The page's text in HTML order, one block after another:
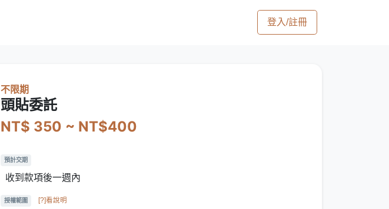
登入/註冊
不限期
頭貼委託
NT$ 350 ~ NT$400
預計交期
收到款項後一週內
授權範圍 [?]看說明